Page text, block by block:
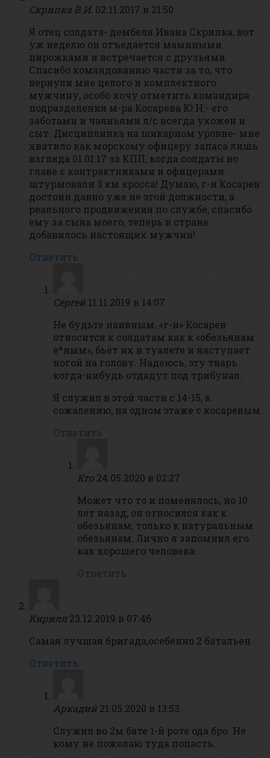
Скрипка В.И. 02.11.2017 в 21:50
Я отец солдата- дембеля Ивана Скрипка, вот
уж неделю он отъедается мамиными
пирожками и встречается с друзьями.
Спасибо командованию части за то, что
вернули мне целого и комплектного
мужчину, особо хочу отметить командира
подразделения м-ра Косарева Ю.Н.- его
заботами и чаяньями л/с всегда ухожен и
сыт. Дисциплинка на шикарном уровне- мне
хватило как морскому офицеру запаса лишь
взгляда 01.01.17 за КПП, когда солдаты во
главе с контрактниками и офицерами
штурмовали 3 км кросса! Думаю, г-н Косарев
достоин давно уже не этой должности, а
реального продвижения по службе, спасибо
ему за сына моего, теперь в стране
добавилось настоящих мужчин!
Ответить
Сергей 11.11.2019 в 14:07
Не будьте наивным. «г-н» Косарев
относится к солдатам как к «обезьянам
е*ным», бьёт их в туалете и наступает
ногой на голову. Надеюсь, эту тварь
когда-нибудь отдадут под трибунал.
Я служил в этой части с 14-15, к
сожалению, на одном этаже с косаревым.
Ответить
Кто 24.05.2020 в 02:27
Может что то и поменялось, но 10
лет назад, он относился как к
обезьянам, только к натуральным
обезьянам. Лично я запомнил его
как хорошего человека.
Ответить
Кирилл 23.12.2019 в 07:46
Самая лучшая бригада,осебенно 2 батальен
Ответить
Аркадий 21.05.2020 в 13:53
Служил во 2м бате 1-й роте ода бро. Не
кому не пожелаю туда попасть.